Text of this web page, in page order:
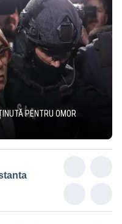
PENTRU OMOR